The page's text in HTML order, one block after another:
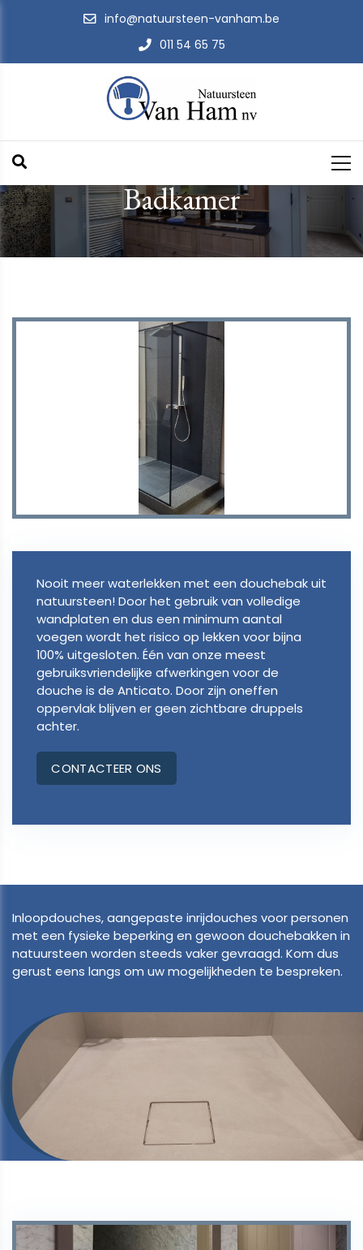
info@natuursteen-vanham.be
011 54 65 75
Badkamer
Nooit meer waterlekken met een douchebak uit
natuursteen! Door het gebruik van volledige
wandplaten en dus een minimum aantal
voegen wordt het risico op lekken voor bijna
100% uitgesloten. Één van onze meest
gebruiksvriendelijke afwerkingen voor de
douche is de Anticato. Door zijn oneffen
oppervlak blijven er geen zichtbare druppels
achter.
CONTACTEER ONS
Inloopdouches, aangepaste inrijdouches voor personen
met een fysieke beperking en gewoon douchebakken in
natuursteen worden steeds vaker gevraagd. Kom dus
gerust eens langs om uw mogelijkheden te bespreken.​​​​​​​